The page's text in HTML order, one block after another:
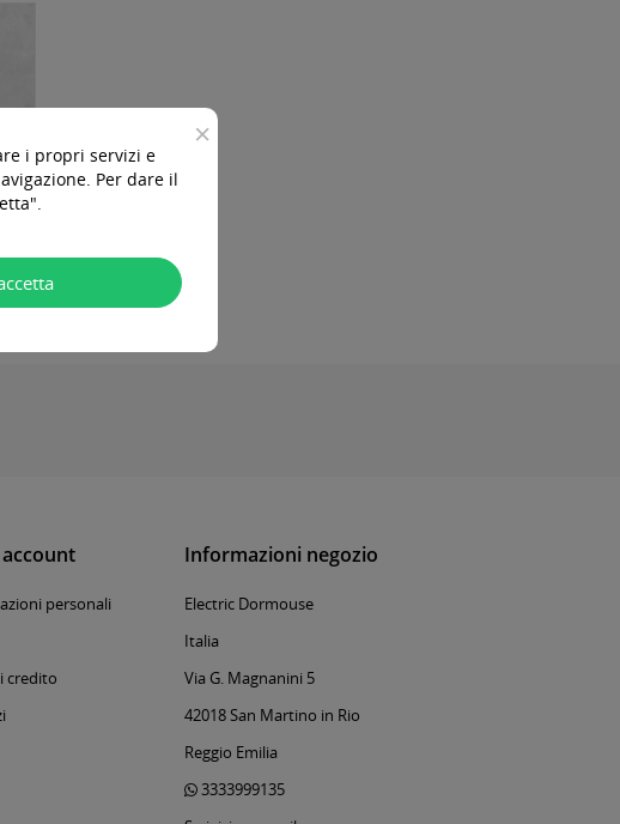
personali
credito
Informazioni negozio
Electric Dormouse
Italia
Via G. Magnanini 5
42018 San Martino in Rio
Reggio Emilia
3333999135
×
i propri servizi e
Per dare il